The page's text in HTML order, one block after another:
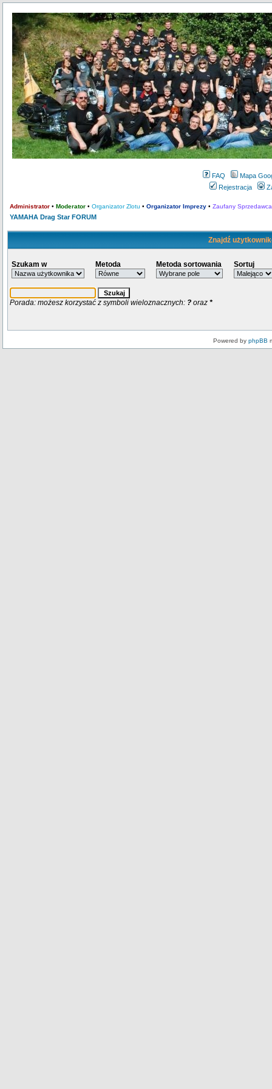
FAQ
Mapa
Rejestracja
Administrator • Moderator • Organizator Zlotu • Organizator Imprezy • Zaufany Sprzedawca
YAMAHA Drag Star FORUM
Znajdź
Szukam w Metoda Metoda sortowania Sortuj
Porada: możesz korzystać z symboli wieloznacznych: ? oraz *
Powered by phpBB